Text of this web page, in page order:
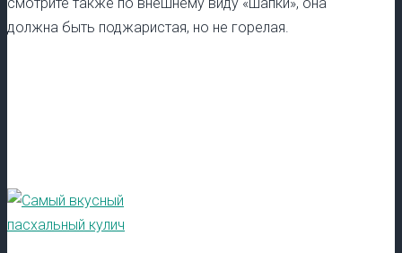
должна быть поджаристая, но не горелая.